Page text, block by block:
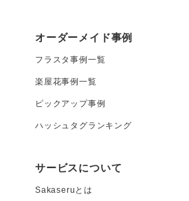
オーダーメイド事例
フラスタ事例一覧
楽屋花事例一覧
ピックアップ事例
ハッシュタグランキング
サービスについて
Sakaseruとは